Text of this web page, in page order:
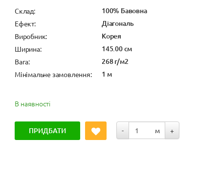
Cклад: 100% Бавовна
Ефект: Діагональ
Виробник: Корея
Ширина: 145.00 см
Вага: 268 г/м2
Мінімальне замовлення: 1 м
В наявності
ПРИДБАТИ - м +